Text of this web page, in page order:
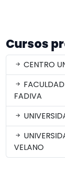
Cursos
CENTRO
FADIVA
VELANO